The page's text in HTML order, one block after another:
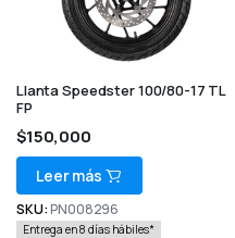
Llanta Speedster 100/80-17 TL
FP
$150,000
Leer más
SKU: PN008296
Entrega en 8 días hábiles*